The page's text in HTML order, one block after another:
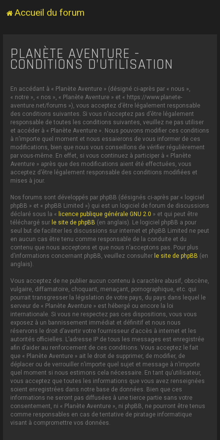
Accueil du forum
PLANÈTE AVENTURE -
CONDITIONS D’UTILISATION
En accédant à « Planète Aventure » (désigné ci-après par « nous »,
« notre », « nos », « Planète Aventure » et « https://www.planete-
aventure.net/forums »), vous acceptez d’être légalement responsable
des conditions suivantes. Si vous n’acceptez pas d’être légalement
responsable de toutes les conditions suivantes, veuillez ne pas utiliser
et accéder à « Planète Aventure ». Nous pouvons modifier ces conditions
à n’importe quel moment et nous essaierons de vous informer de ces
modifications, bien que nous vous conseillons de vérifier régulièrement
par vous-même. En effet, si vous continuez à participer à « Planète
Aventure » après que des modifications aient été effectuées, vous
acceptez d’être légalement responsable des conditions modifiées et
mises à jour.
Nos forums sont développés par phpBB (désignés ci-après par « logiciel
phpBB » et « phpBB Limited ») qui est un logiciel de forum de discussions
déclaré sous la « licence publique générale GNU 2.0 » et qui peut être
téléchargé sur le site de phpBB (en anglais). Le logiciel phpBB a pour
seul but de faciliter les discussions sur internet et phpBB Limited ne peut
en aucun cas être tenu comme responsable de la conduite et du
contenu que nous acceptons et que nous n’acceptons pas. Pour plus
d’informations concernant phpBB, veuillez consulter le site de phpBB (en
anglais).
Vous acceptez de ne publier aucun contenu à caractère abusif, obscène,
vulgaire, diffamatoire, choquant, menaçant, pornographique, etc. qui
pourrait transgresser la législation de votre pays, du pays dans lequel le
serveur de « Planète Aventure » est hébergé ou encore la loi
internationale. Si vous ne respectez pas ces dispositions, vous vous
exposez à un bannissement immédiat et définitif et nous nous
réservons le droit d’avertir votre fournisseur d’accès à internet et les
autorités officielles. L’adresse IP de tous les messages est enregistrée
afin d’aider au renforcement de ces conditions. Vous acceptez le fait
que « Planète Aventure » ait le droit de supprimer, de modifier, de
déplacer ou de verrouiller n’importe quel sujet et message à n’importe
quel moment si nous estimons cela nécessaire. En tant qu’utilisateur,
vous acceptez que toutes les informations que vous avez renseignées
soient enregistrées dans notre base de données. Bien que ces
informations ne seront pas diffusées à une tierce partie sans votre
consentement, ni « Planète Aventure », ni phpBB, ne pourront être tenus
comme responsables en cas de tentative de piratage informatique
visant à compromettre vos données.